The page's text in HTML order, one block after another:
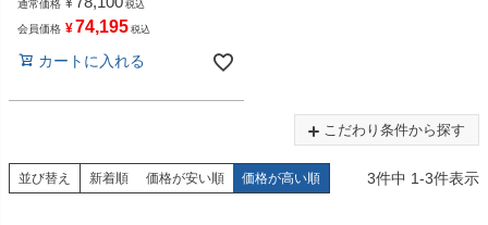
通常価格 ¥ 税込
会員価格 ¥74,195 税込
カートに入れる
こだわり条件から探す
並び替え 新着順 価格が安い順 価格が高い順 3件中 1-3件表示